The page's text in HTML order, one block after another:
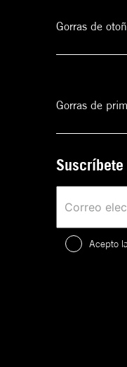
Gorras de
Gorras de
Acepto la